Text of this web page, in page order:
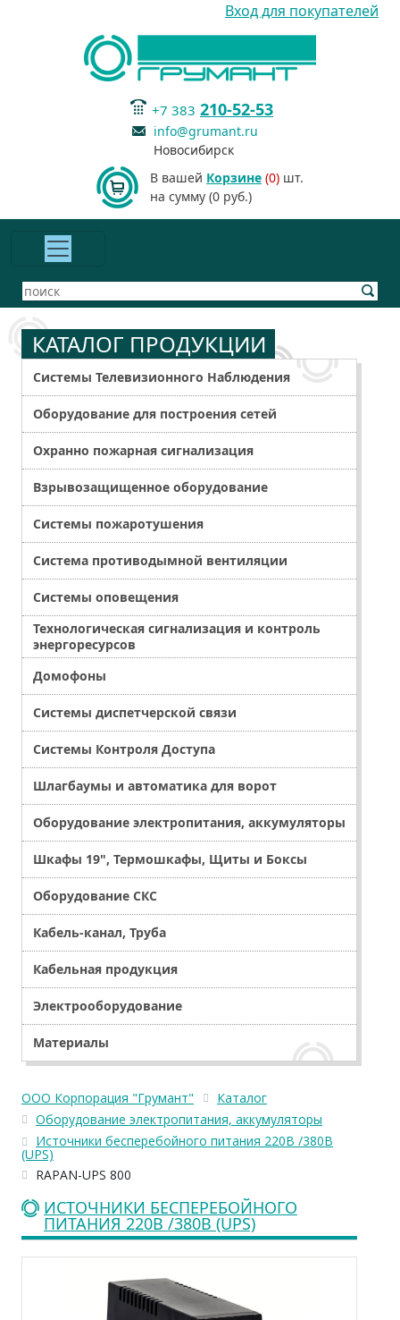
Вход для покупателей
+7 383 210-52-53
info@grumant.ru
Новосибирск
В вашей Корзине (0) шт.
на сумму (0 руб.)
КАТАЛОГ ПРОДУКЦИИ
Системы Телевизионного Наблюдения
Оборудование для построения сетей
Охранно пожарная сигнализация
Взрывозащищенное оборудование
Системы пожаротушения
Система противодымной вентиляции
Системы оповещения
Технологическая сигнализация и контроль
энергоресурсов
Домофоны
Системы диспетчерской связи
Системы Контроля Доступа
Шлагбаумы и автоматика для ворот
Оборудование электропитания, аккумуляторы
Шкафы 19", Термошкафы, Щиты и Боксы
Оборудование СКС
Кабель-канал, Труба
Кабельная продукция
Электрооборудование
Материалы
ООО Корпорация "Грумант"
Каталог
Оборудование электропитания, аккумуляторы
Источники бесперебойного питания 220В /380В
(UPS)
RAPAN-UPS 800
ИСТОЧНИКИ БЕСПЕРЕБОЙНОГО
ПИТАНИЯ 220В /380В (UPS)